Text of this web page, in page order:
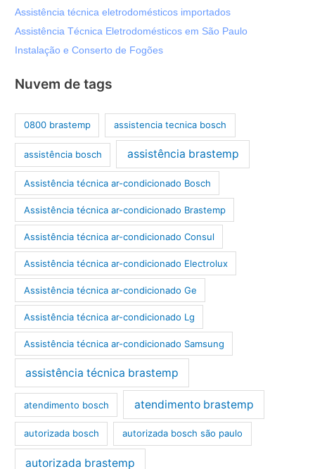
Assistência técnica eletrodomésticos importados
Assistência Técnica Eletrodomésticos em São Paulo
Instalação e Conserto de Fogões
Nuvem de tags
0800 brastemp assistencia tecnica bosch
assistência bosch assistência brastemp
Assistência técnica ar-condicionado Bosch
Assistência técnica ar-condicionado Brastemp
Assistência técnica ar-condicionado Consul
Assistência técnica ar-condicionado Electrolux
Assistência técnica ar-condicionado Ge
Assistência técnica ar-condicionado Lg
Assistência técnica ar-condicionado Samsung
assistência técnica brastemp
atendimento bosch atendimento brastemp
autorizada bosch autorizada bosch são paulo
autorizada brastemp